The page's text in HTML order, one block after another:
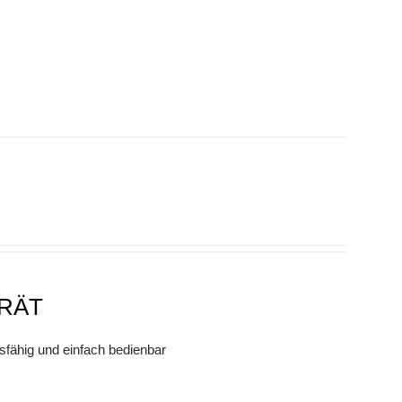
und einfach bedienbar